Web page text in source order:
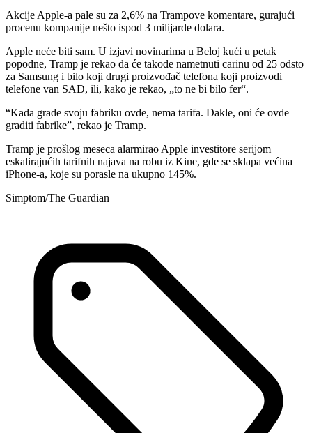
Akcije Apple-a pale su za 2,6% na Trampove komentare, gurajući
procenu kompanije nešto ispod 3 milijarde dolara.
Apple neće biti sam. U izjavi novinarima u Beloj kući u petak
popodne, Tramp je rekao da će takođe nametnuti carinu od 25 odsto
za Samsung i bilo koji drugi proizvođač telefona koji proizvodi
telefone van SAD, ili, kako je rekao, „to ne bi bilo fer“.
“Kada grade svoju fabriku ovde, nema tarifa. Dakle, oni će ovde
graditi fabrike”, rekao je Tramp.
Tramp je prošlog meseca alarmirao Apple investitore serijom
eskalirajućih tarifnih najava na robu iz Kine, gde se sklapa većina
iPhone-a, koje su porasle na ukupno 145%.
Simptom/The Guardian